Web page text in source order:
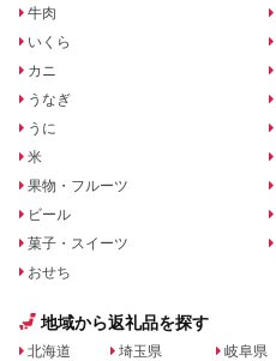
牛肉
いくら
カニ
うなぎ
うに
米
果物・フルーツ
ビール
菓子・スイーツ
おせち
地域から返礼品を探す
北海道
埼玉県
岐阜県